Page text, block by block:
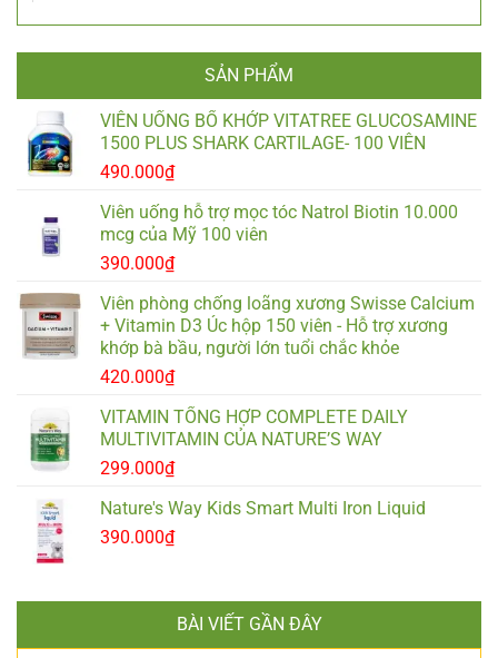
SẢN PHẨM
VIÊN UỐNG BỔ KHỚP VITATREE GLUCOSAMINE
1500 PLUS SHARK CARTILAGE- 100 VIÊN
490.000₫
Viên uống hỗ trợ mọc tóc Natrol Biotin 10.000
mcg của Mỹ 100 viên
390.000₫
Viên phòng chống loãng xương Swisse Calcium
+ Vitamin D3 Úc hộp 150 viên - Hỗ trợ xương
khớp bà bầu, người lớn tuổi chắc khỏe
420.000₫
VITAMIN TỔNG HỢP COMPLETE DAILY
MULTIVITAMIN CỦA NATURE’S WAY
299.000₫
Nature's Way Kids Smart Multi Iron Liquid
390.000₫
BÀI VIẾT GẦN ĐÂY